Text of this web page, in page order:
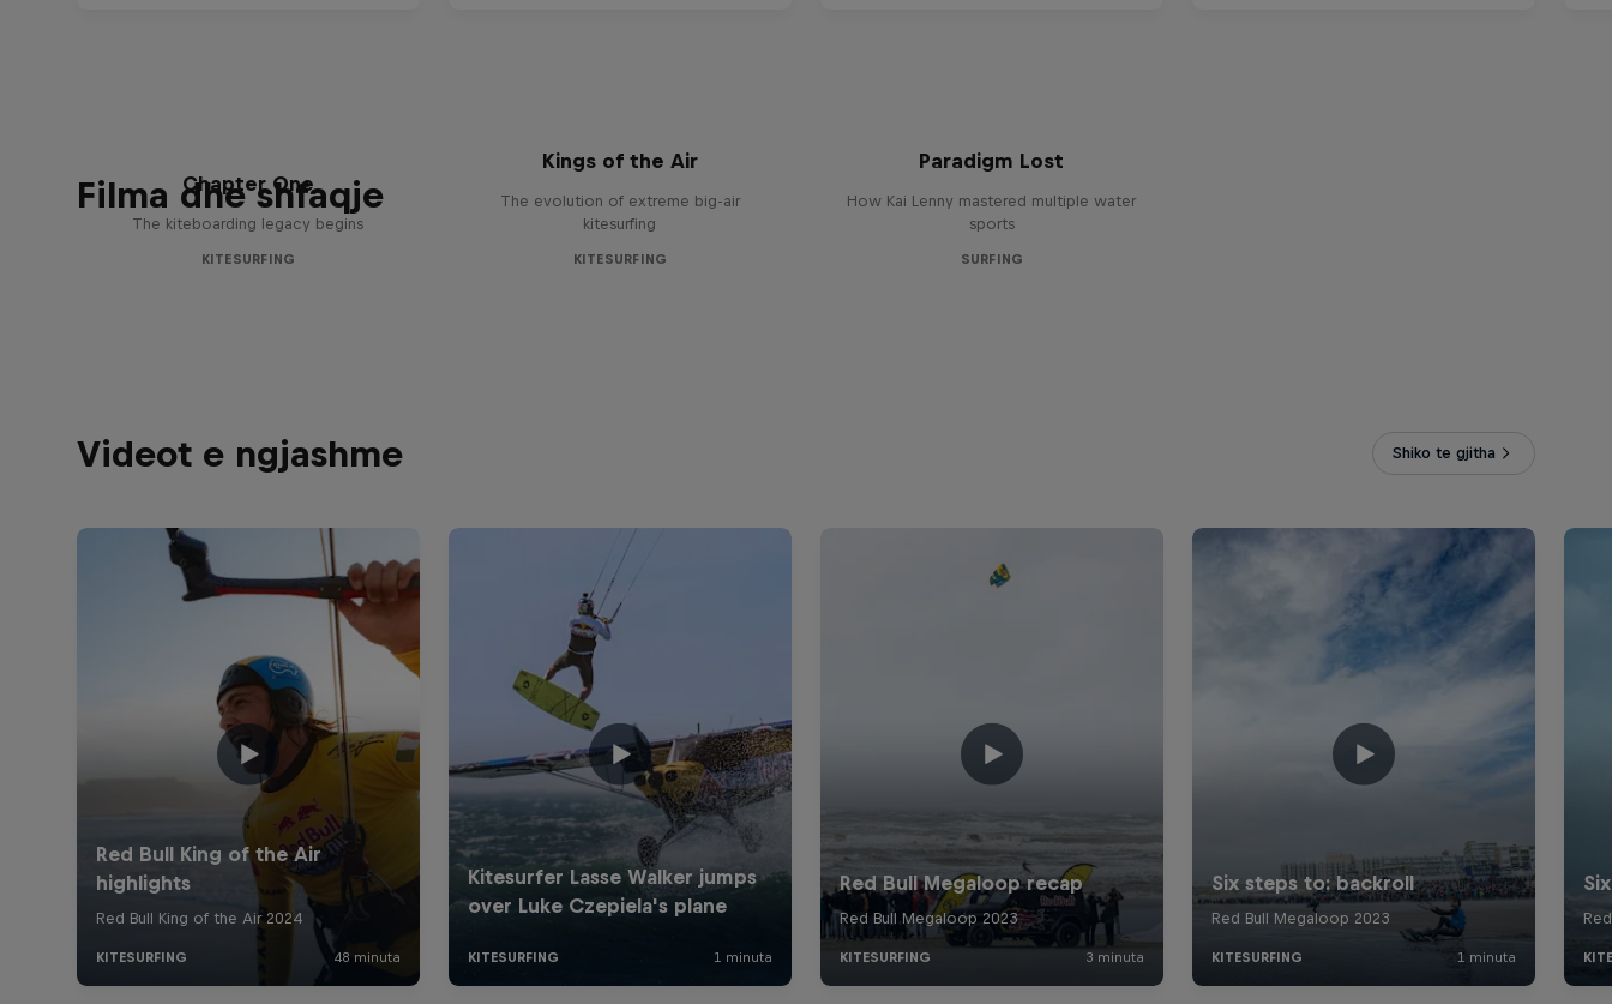
Filma dhe shfaqje
Chapter One
The kiteboarding legacy begins
KITESURFING
Kings of the Air
The evolution of extreme big-air
kitesurfing
KITESURFING
Paradigm Lost
How Kai Lenny mastered multiple water
sports
SURFING
Videot e ngjashme Shiko te gjitha